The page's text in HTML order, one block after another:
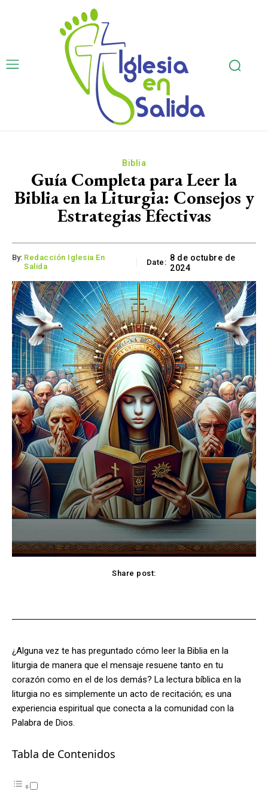
Biblia
Guía Completa para Leer la
Biblia en la Liturgia: Consejos y
Estrategias Efectivas
By: Redacción Iglesia En
Salida
Date: 8 de octubre de
2024
Share post:
¿Alguna vez te has preguntado cómo leer la Biblia en la
liturgia de manera que el mensaje resuene tanto en tu
corazón como en el de los demás? La lectura bíblica en la
liturgia no es simplemente un acto de recitación; es una
experiencia espiritual que conecta a la comunidad con la
Palabra de Dios.
Tabla de Contenidos